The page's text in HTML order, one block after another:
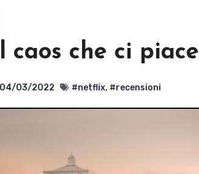
caos che ci piace
04/03/2022 #netflix, #recensioni